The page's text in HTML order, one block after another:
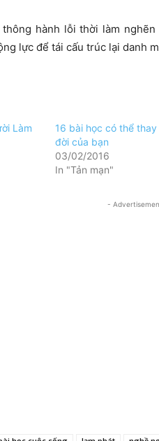
hành lỗi thời làm
lực để tái cấu trúc lại danh
Làm
16 bài học có thể
đời của bạn
03/02/2016
In "Tản mạn"
-